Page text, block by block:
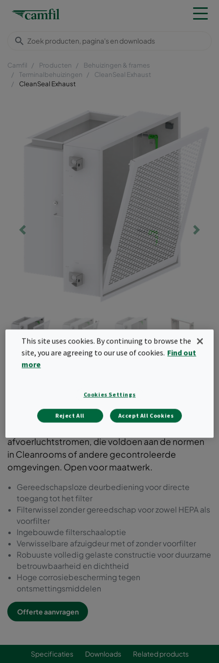
Camfil Producten
Behuizingen & frames
Terminalbehuizingen
CleanSeal Exhaust
CleanSeal Exhaust
CleanSeal Exhaust
Volledig gelaste HEPA-filterbehuizing voor
kanaalaansluiting aan de zijkant en optionele
afvoerluchtstromen, die voldoen aan de normen
in Cleanrooms of andere gecontroleerde
omgevingen. Open voor maatwerk.
Gereedschapsloze deurbediening voor directe
toegang tot het filter
Filterwissel zonder gereedschap voor zowel HEPA als
voorfilter
Ingebouwde filterschaaloptie
Verwisselbare afzuigdeur met of zonder voorfilter
Robuuste volledig gelaste constructie voor duurzame
betrouwbaarheid en dichtheid
Hoge corrosiebescherming tegen
ontsmettingsmiddelen
Offerte aanvragen
Specificaties Downloads
Related products
This site uses cookies. By continuing to browse the
site, you are agreeing to our use of cookies. Find out
more
Cookies Settings
Reject All Accept All Cookies